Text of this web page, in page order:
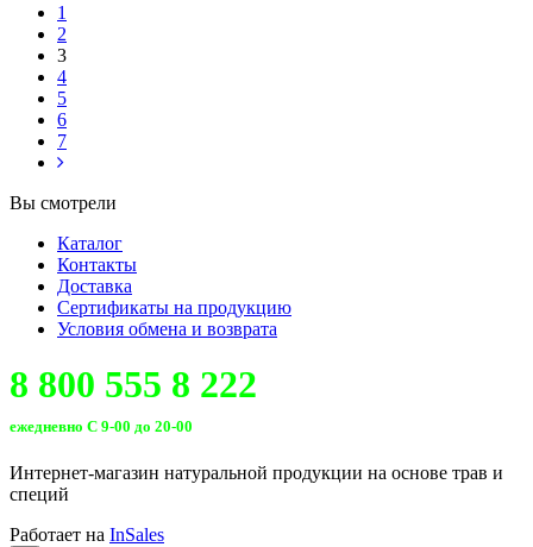
1
2
3
4
5
6
7
Вы смотрели
Каталог
Контакты
Доставка
Сертификаты на продукцию
Условия обмена и возврата
8 800 555 8 222
ежедневно С 9-00 до 20-00
Интернет-магазин натуральной продукции на основе трав и
специй
Работает на InSales